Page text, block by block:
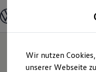
Hauptinhalt
springen
Footer
springen
Modelle und
Modelle
Elektroautos
ENERGY
Wir nutzen
unserer Webseite